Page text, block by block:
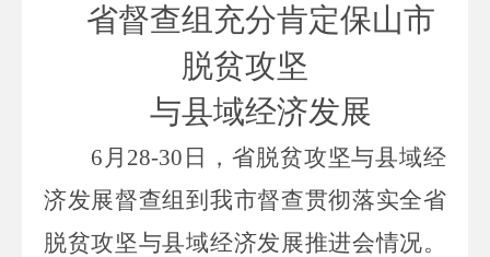
省督查组充分肯定保山市
脱贫攻坚
与县域经济发展
6月28-30日，省脱贫攻坚与县域经
济发展督查组到我市督查贯彻落实全省
脱贫攻坚与县域经济发展推进会情况。